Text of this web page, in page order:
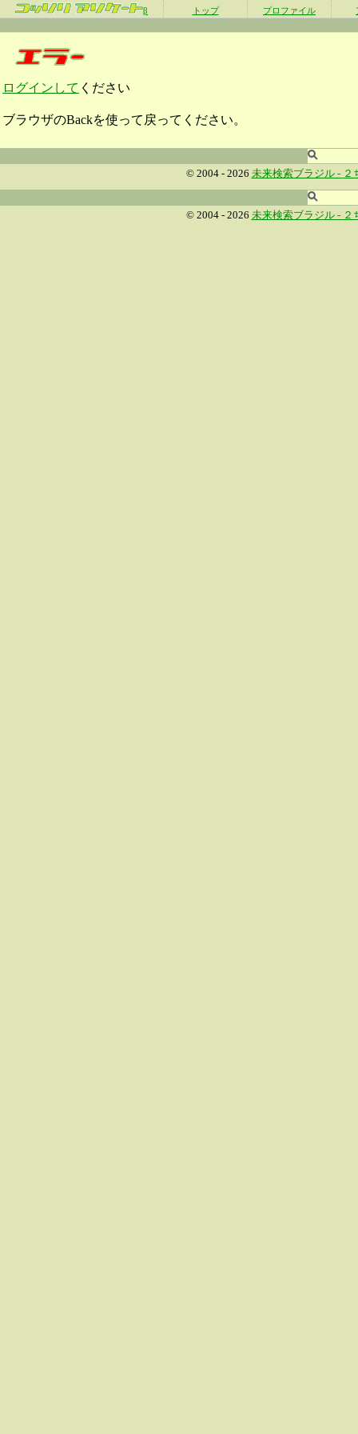
β トップ プロファイル
ログインして ください
ブラウザのBackを使って戻ってください。
© 2004 - 2026 未来検索ブラジル - ２
© 2004 - 2026 未来検索ブラジル - ２